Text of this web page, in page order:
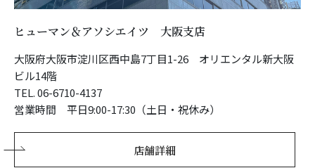
ヒューマン＆アソシエイツ 大阪支店
大阪府大阪市淀川区西中島7丁目1-26 オリエンタル新大阪
ビル14階
TEL. 06-6710-4137
営業時間 平日9:00-17:30（土日・祝休み）
店舗詳細